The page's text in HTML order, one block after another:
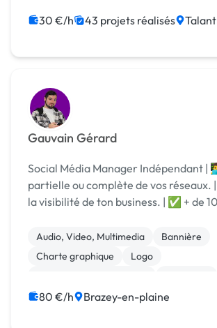
Bannière
Boutons
30 €/h 43 projets réalisés Talant
Gauvain Gérard
Social Média Manager Indépendant | 👨‍💻 Gestion
partielle ou complète de vos réseaux. | 🚀 Je booste
la visibilité de ton business. | ✅ + de 10 marques
Audio, Video, Multimedia
Bannière
Charte graphique
Logo
Communication
80 €/h Brazey-en-plaine